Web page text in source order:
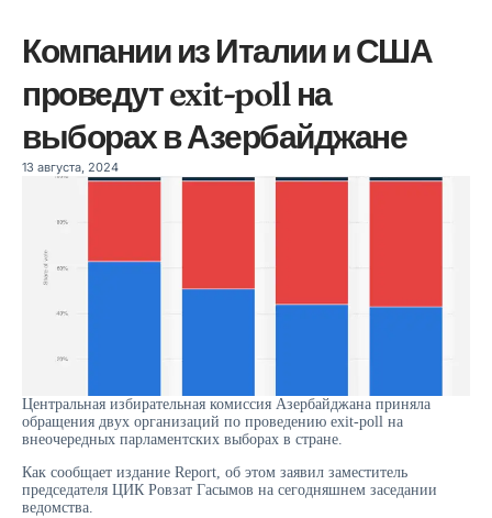
Компании из Италии и США
проведут exit-poll на
выборах в Азербайджане
13 августа, 2024
Центральная избирательная комиссия Азербайджана приняла
обращения двух организаций по проведению exit-poll на
внеочередных парламентских выборах в стране.
Как сообщает издание Report, об этом заявил заместитель
председателя ЦИК Ровзат Гасымов на сегодняшнем заседании
ведомства.